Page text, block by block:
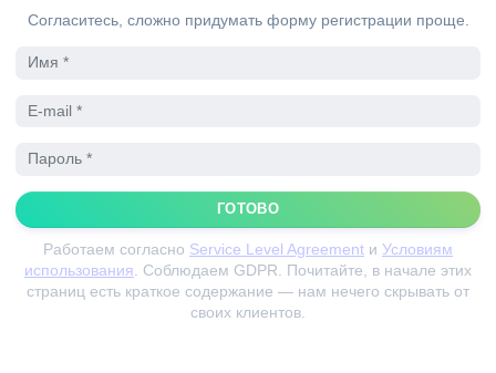
Согласитесь, сложно придумать форму регистрации проще.
ГОТОВО
Работаем согласно Service Level Agreement и Условиям
использования. Соблюдаем GDPR. Почитайте, в начале этих
страниц есть краткое содержание — нам нечего скрывать от
своих клиентов.